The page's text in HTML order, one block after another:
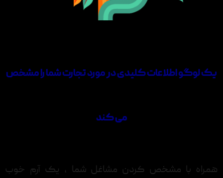
یک لوگو اطلاعات کلیدی در مورد تجارت شما را مشخص
می کند
همراه با مشخص کردن مشاغل شما ، یک آرم خوب